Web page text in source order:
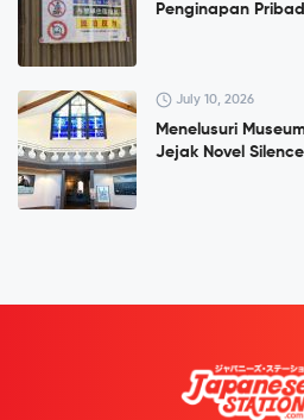
Penginapan
July 10, 2026
Menelusuri
Jejak Novel